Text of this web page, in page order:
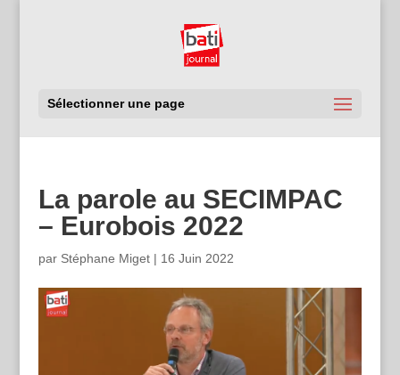
Sélectionner une page
La parole au SECIMPAC
– Eurobois 2022
par Stéphane Miget| 16 Juin 2022